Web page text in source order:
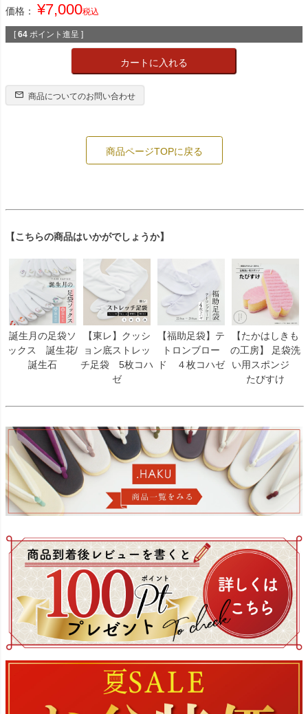
価格： ¥7,000税込
[ 64 ポイント進呈 ]
カートに入れる
商品についてのお問い合わせ
商品ページTOPに戻る
【こちらの商品はいかがでしょうか】
誕生月の足袋ソ
ックス 誕生花/
誕生石
【東レ】クッシ
ョン底ストレッ
チ足袋 5枚コハ
ゼ
【福助足袋】テ
トロンブロー
ド ４枚コハゼ
【たかはしきも
の工房】 足袋洗
い用スポンジ
たびすけ